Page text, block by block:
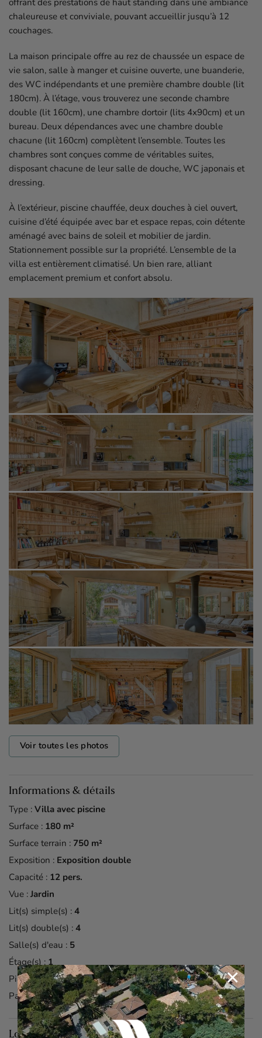
×
offrant des prestations de haut standing dans une ambiance
chaleureuse et conviviale, pouvant accueillir jusqu’à 12
couchages.
La maison principale offre au rez de chaussée un espace de
vie salon, salle à manger et cuisine ouverte, une buanderie,
des WC indépendants et une première chambre double (lit
180cm). À l’étage, vous trouverez une seconde chambre
double (lit 160cm), une chambre dortoir (lits 4x90cm) et un
bureau. Deux dépendances avec une chambre double
chacune (lit 160cm) complètent l’ensemble. Toutes les
chambres sont conçues comme de véritables suites,
disposant chacune de leur salle de douche, WC japonais et
dressing.
À l’extérieur, piscine chauffée, deux douches à ciel ouvert,
cuisine d’été équipée avec bar et espace repas, coin détente
aménagé avec bains de soleil et mobilier de jardin.
Stationnement possible sur la propriété. L’ensemble de la
villa est entièrement climatisé. Un bien rare, alliant
emplacement premium et confort absolu.
Voir toutes les photos
Informations & détails
Type : Villa avec piscine
Surface : 180 m²
Surface terrain : 750 m²
Exposition : Exposition double
Capacité : 12 pers.
Vue : Jardin
Lit(s) simple(s) : 4
Lit(s) double(s) : 4
Salle(s) d'eau : 5
Étage(s) : 1
Piscine :Oui
Parking(s) :Oui
Localisation du bien